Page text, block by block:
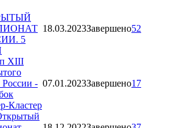
5
18.03.2023Завершено52
XIII
России -
Кластер
07.01.2023Завершено17